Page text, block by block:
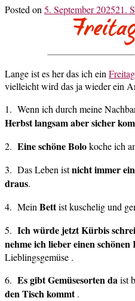
Posted on 5. September 202521.
Lange ist es her das ich ein
vielleicht wird das ja wieder ein
1. Wenn ich durch meine
Herbst langsam aber sicher
2. Eine schöne Bolokoche ich
3. Das Leben istnicht immer
draus.
4. Mein Bettist kuschelig und
5. Ich würde jetzt Kürbis
nehme ich lieber einen
Lieblingsgemüse .
6. Es gibt Gemüsesorten daist
den Tisch kommt.